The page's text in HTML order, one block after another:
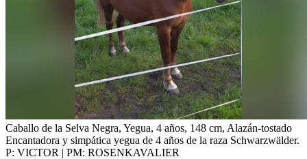
Caballo de la Selva Negra, Yegua, 4 años, 148 cm, Alazán-tostado
Encantadora y simpática yegua de 4 años de la raza Schwarzwälder.
P: VICTOR | PM: ROSENKAVALIER